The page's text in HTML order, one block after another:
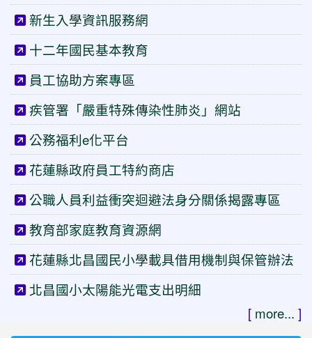
新生入學資訊服務網
十二年國民基本教育
員工協助方案專區
疾管署「嚴重特殊傳染性肺炎」網站
公務福利e化平台
花蓮縣政府員工特約商店
公職人員利益衝突迴避法身分關係揭露專區
教育部家庭教育資源網
花蓮縣北昌國民小學載具借用機制與保管辦法
北昌國小太陽能光電支出明細
[ more... ]